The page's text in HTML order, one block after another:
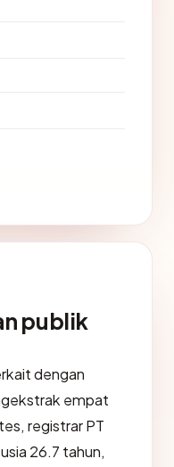
publik
dengan
empat
registrar PT
26.7 tahun,